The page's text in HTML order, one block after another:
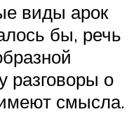
виды арок
бы, речь
разговоры о
смысла.